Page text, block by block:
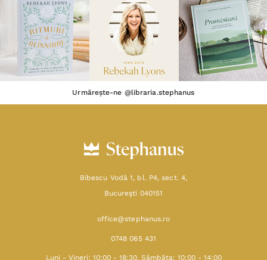
Urmărește-ne @libraria.stephanus
Bibescu Vodă 1, bl. P4, sect. 4,
Bucureşti 040151
office@stephanus.ro
0748 065 431
Luni - Vineri: 10:00 - 18:30, Sâmbăta: 10:00 - 14:00